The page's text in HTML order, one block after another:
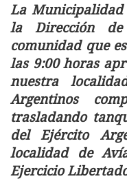
La Municipalidad
la Dirección
comunidad que
las 9:00 horas
nuestra
Argentinos
trasladando
del Ejército
localidad de
Ejercicio